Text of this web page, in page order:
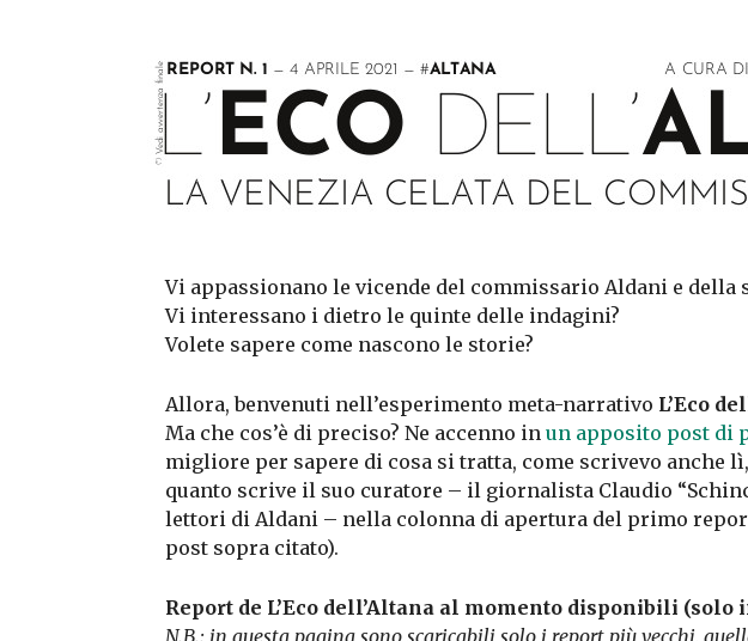
Vi appassionano le vicende del commissario Aldani e della
Vi interessano i dietro le quinte delle indagini?
Volete sapere come nascono le storie?
Allora, benvenuti nell’esperimento meta-narrativo L’Eco
Ma che cos’è di preciso? Ne accenno in un apposito post di
migliore per sapere di cosa si tratta, come scrivevo anche
quanto scrive il suo curatore – il giornalista Claudio
lettori di Aldani – nella colonna di apertura del primo
post sopra citato).
Report de L’Eco dell’Altana al momento disponibili (solo
N.B.: in questa pagina sono scaricabili solo i report più vecchi,